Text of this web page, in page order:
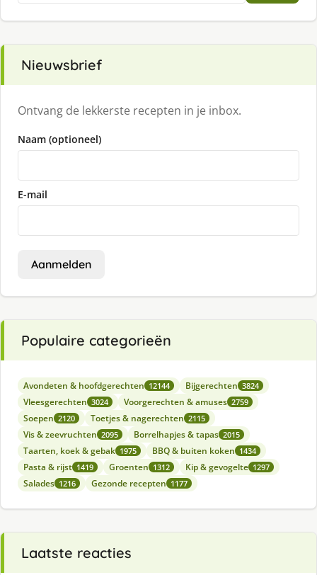
Nieuwsbrief
Ontvang de lekkerste recepten in je inbox.
Naam (optioneel)
E-mail
Aanmelden
Populaire categorieën
Avondeten & hoofdgerechten 12144 Bijgerechten 3824
Vleesgerechten 3024 Voorgerechten & amuses 2759
Soepen 2120 Toetjes & nagerechten 2115
Vis & zeevruchten 2095 Borrelhapjes & tapas 2015
Taarten, koek & gebak 1975 BBQ & buiten koken 1434
Pasta & rijst 1419 Groenten 1312 Kip & gevogelte 1297
Salades 1216 Gezonde recepten 1177
Laatste reacties